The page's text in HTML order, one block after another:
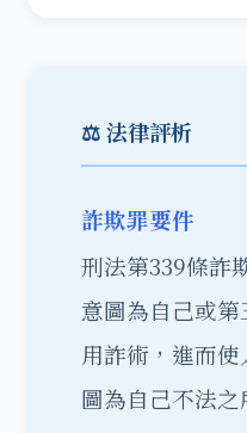
⚖️ 法律評析
詐欺罪要件
刑法第339條詐
意圖為自己或
用詐術，進而
圖為自己不法